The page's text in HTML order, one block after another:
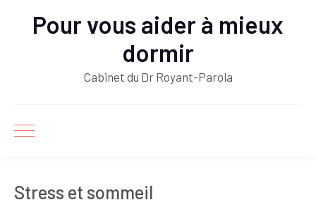
Pour vous aider à mieux
dormir
Cabinet du Dr Royant-Parola
Stress et sommeil